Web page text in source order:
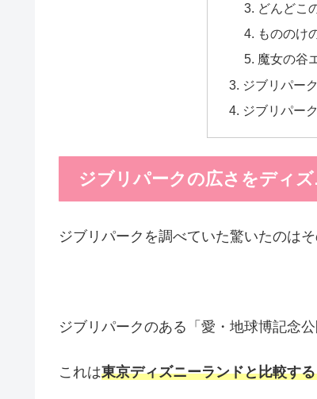
どんどこ
もののけ
魔女の谷
ジブリパー
ジブリパー
ジブリパークの広さをディ
ジブリパークを調べていた驚いたのはそ
ジブリパークのある「愛・地球博記念
これは東京ディズニーランドと比較す